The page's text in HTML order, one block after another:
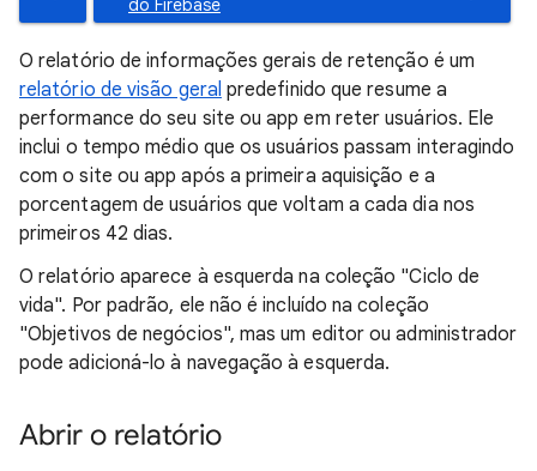
do Firebase
O relatório de informações gerais de retenção é um
relatório de visão geral predefinido que resume a
performance do seu site ou app em reter usuários. Ele
inclui o tempo médio que os usuários passam interagindo
com o site ou app após a primeira aquisição e a
porcentagem de usuários que voltam a cada dia nos
primeiros 42 dias.
O relatório aparece à esquerda na coleção "Ciclo de
vida". Por padrão, ele não é incluído na coleção
"Objetivos de negócios", mas um editor ou administrador
pode adicioná-lo à navegação à esquerda.
Abrir o relatório